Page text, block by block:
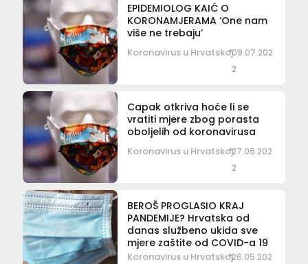
EPIDEMIOLOG KAIĆ O
KORONAMJERAMA ‘One nam
više ne trebaju’
Koronavirus u Hrvatskoj09.07.202
2
Capak otkriva hoće li se
vratiti mjere zbog porasta
oboljelih od koronavirusa
Koronavirus u Hrvatskoj27.06.202
2
BEROŠ PROGLASIO KRAJ
PANDEMIJE? Hrvatska od
danas službeno ukida sve
mjere zaštite od COVID-a 19
Koronavirus u Hrvatskoj26.05.202